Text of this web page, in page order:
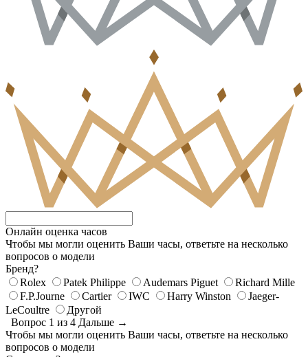
Онлайн оценка часов
Чтобы мы могли оценить Ваши часы, ответьте на несколько
вопросов о модели
Бренд?
Rolex
Patek Philippe Audemars Piguet
Richard Mille
F.P.Journe
Cartier IWC Harry Winston
Jaeger-
LeCoultre
Другой
Вопрос 1 из 4 Дальше →
Чтобы мы могли оценить Ваши часы, ответьте на несколько
вопросов о модели